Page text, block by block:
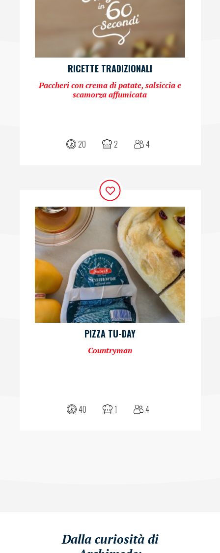
RICETTE TRADIZIONALI
Paccheri con crema di patate, salsiccia e
scamorza affumicata
20 2 4
PIZZA TU-DAY
Countryman
40 1 4
Dalla curiosità di